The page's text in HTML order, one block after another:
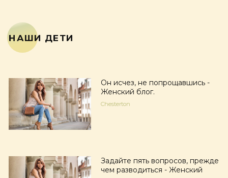
НАШИ ДЕТИ
Он исчез, не попрощавшись -
Женский блог.
Chesterton
Задайте пять вопросов, прежде
чем разводиться - Женский